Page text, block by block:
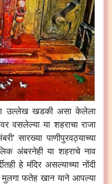
उल्लेख खडकी असा केलेला
वसलेल्या या शहराचा राजा
‘सारख्या पाणीपुरवठ्याच्या
अंबरनेही या शहराचे नाव
हे मंदिर असल्याच्या नोंदी
मुलगा फतेह खान याने आपल्या